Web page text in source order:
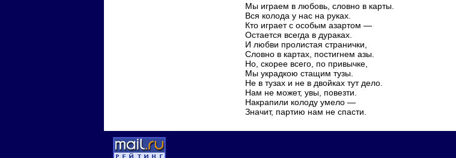
Мы играем в любовь, словно в карты.
Вся колода у нас на руках.
Кто играет с особым азартом —
Остается всегда в дураках.
И любви пролистая странички,
Словно в картах, постигнем азы.
Но, скорее всего, по привычке,
Мы украдкою стащим тузы.
Не в тузах и не в двойках тут дело.
Нам не может, увы, повезти.
Накрапили колоду умело —
Значит, партию нам не спасти.